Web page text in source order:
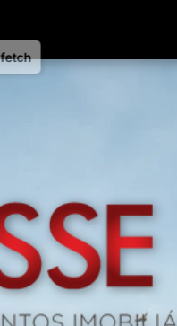
0084